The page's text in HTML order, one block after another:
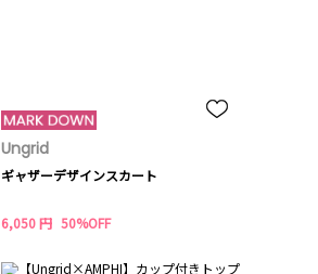
Ungrid
ギャザーデザインスカート
6,050 円 50%OFF